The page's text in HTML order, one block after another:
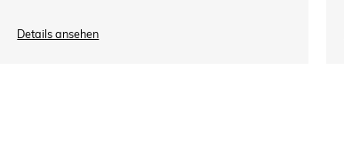
Details ansehen